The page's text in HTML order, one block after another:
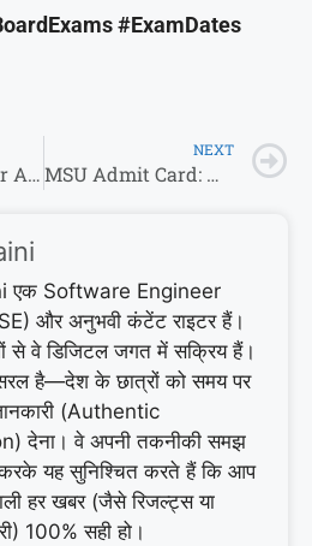
#ExamDates
MSU Saharanpur Academic Calendar 2024-25: माँ शाकुंभरी यूनिवर्सिटी ने जारी किया 2024-25 सेशन का एकेडमिक कैलेंडर
NEXT
MSU Admit Card: MSU Admit Card Released Odd Semester 2024-25
एक Software Engineer
और अनुभवी कंटेंट राइटर हैं।
से वे डिजिटल जगत में सक्रिय हैं।
है—देश के छात्रों को समय पर
(Authentic
देना। वे अपनी तकनीकी समझ
यह सुनिश्चित करते हैं कि आप
हर खबर (जैसे रिजल्ट्स या
100% सही हो।